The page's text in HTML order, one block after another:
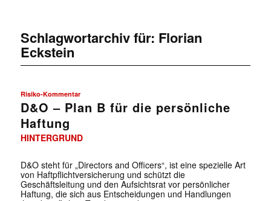
Schlagwortarchiv für: Florian
Eckstein
Risiko-Kommentar
D&O – Plan B für die persönliche
Haftung
HINTERGRUND
D&O steht für „Directors and Officers“, ist eine spezielle Art
von Haftpflichtversicherung und schützt die
Geschäftsleitung und den Aufsichtsrat vor persönlicher
Haftung, die sich aus Entscheidungen und Handlungen